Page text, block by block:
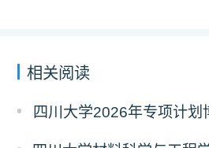
相关阅读